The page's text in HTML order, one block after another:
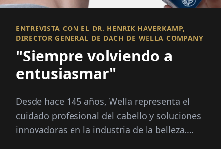
ENTREVISTA CON EL DR. HENRIK HAVERKAMP,
DIRECTOR GENERAL DE DACH DE WELLA COMPANY
"Siempre volviendo a
entusiasmar"
Desde hace 145 años, Wella representa el
cuidado profesional del cabello y soluciones
innovadoras en la industria de la belleza.